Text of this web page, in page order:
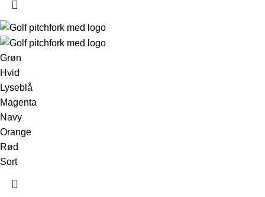
Grøn
Hvid
Lyseblå
Magenta
Navy
Orange
Rød
Sort